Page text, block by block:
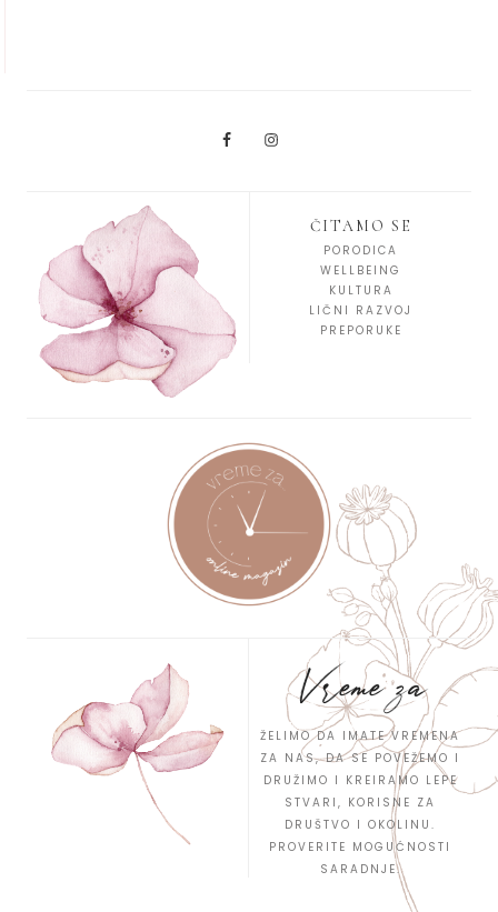
ČITAMO SE
PORODICA
WELLBEING
KULTURA
LIČNI RAZVOJ
PREPORUKE
Vreme za
ŽELIMO DA IMATE VREMENA
ZA NAS, DA SE POVEŽEMO I
DRUŽIMO I KREIRAMO LEPE
STVARI, KORISNE ZA
DRUŠTVO I OKOLINU.
PROVERITE MOGUĆNOSTI
SARADNJE.